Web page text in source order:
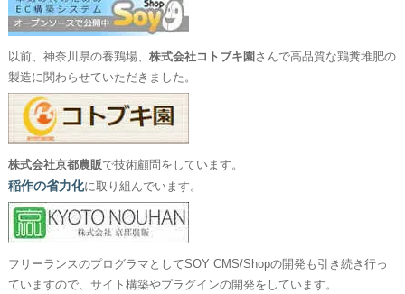
以前、神奈川県の養鶏場、 株式会社コトブキ園 さんで高品質な鶏糞堆肥の
製造に関わらせていただきました。
株式会社京都農販で技術顧問をしています。
稲作の省力化に取り組んでいます。
フリーランスのプログラマとしてSOY CMS/Shopの開発も引き続き行っ
ていますので、サイト構築やプラグインの開発をしています。